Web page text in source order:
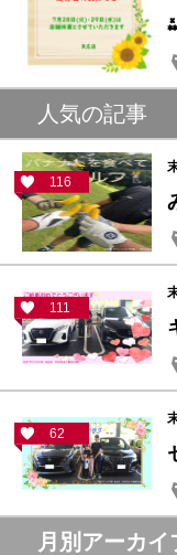
人気の記事
116
111
62
月別アーカイ